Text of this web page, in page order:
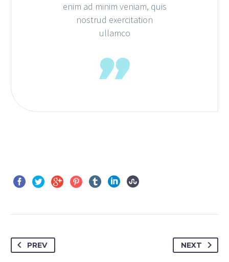
enim ad minim veniam, quis
nostrud exercitation
ullamco
PREV NEXT